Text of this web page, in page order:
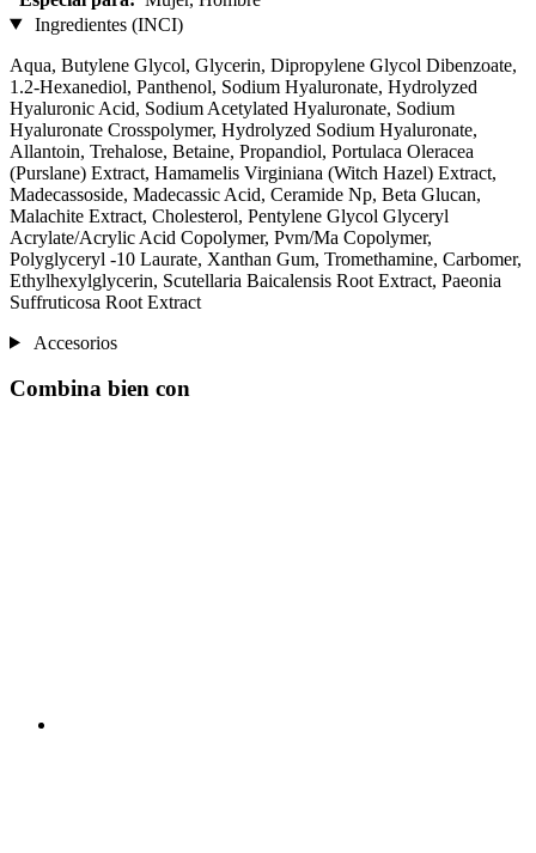
Ingredientes (INCI)
Aqua, Butylene Glycol, Glycerin, Dipropylene Glycol Dibenzoate,
1.2-Hexanediol, Panthenol, Sodium Hyaluronate, Hydrolyzed
Hyaluronic Acid, Sodium Acetylated Hyaluronate, Sodium
Hyaluronate Crosspolymer, Hydrolyzed Sodium Hyaluronate,
Allantoin, Trehalose, Betaine, Propandiol, Portulaca Oleracea
(Purslane) Extract, Hamamelis Virginiana (Witch Hazel) Extract,
Madecassoside, Madecassic Acid, Ceramide Np, Beta Glucan,
Malachite Extract, Cholesterol, Pentylene Glycol Glyceryl
Acrylate/Acrylic Acid Copolymer, Pvm/Ma Copolymer,
Polyglyceryl -10 Laurate, Xanthan Gum, Tromethamine, Carbomer,
Ethylhexylglycerin, Scutellaria Baicalensis Root Extract, Paeonia
Suffruticosa Root Extract
Accesorios
Combina bien con